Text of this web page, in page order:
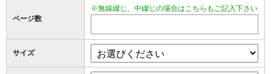
ページ数
※無線綴じ、中綴じの場合はこちらもご記入下さい
サイズ